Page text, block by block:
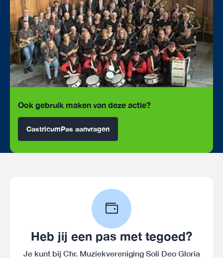
Ook gebruik maken van deze actie?
CastricumPas aanvragen
Heb jij een pas met tegoed?
Je kunt bij Chr. Muziekvereniging Soli Deo Gloria